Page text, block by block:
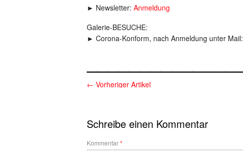
► Newsletter: Anmeldung
Galerie-BESUCHE:
► Corona-Konform, nach Anmeldung unter Mail:
← Vorheriger Artikel
Schreibe einen Kommentar
Kommentar*